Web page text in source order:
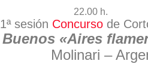
22.00 h.
1ª sesión Concursode
Buenos «Aires
Molinari –